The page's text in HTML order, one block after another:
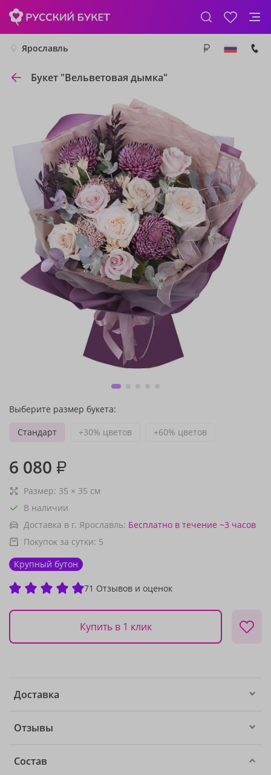
Ярославль
Букет "Вельветовая дымка"
Выберите размер букета:
Стандарт
+30% цветов +60% цветов
6 080 ₽
Размер: 35 × 35 см
В наличии
Доставка в г. Ярославль: Бесплатно в течение ~3 часов
Покупок за сутки: 5
Крупный бутон
71 Отзывов и оценок
Купить в 1 клик
Доставка
Отзывы
Состав